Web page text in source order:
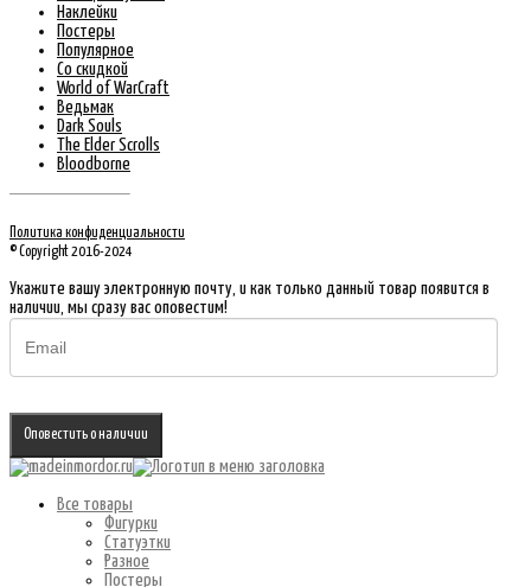
Наклейки
Постеры
Популярное
Со скидкой
World of WarCraft
Ведьмак
Dark Souls
The Elder Scrolls
Bloodborne
Политика конфиденциальности
© Copyright 2016-2024
Укажите вашу электронную почту, и как только данный товар появится в
наличии, мы сразу вас оповестим!
Оповестить о наличии
Все товары
Фигурки
Статуэтки
Разное
Постеры